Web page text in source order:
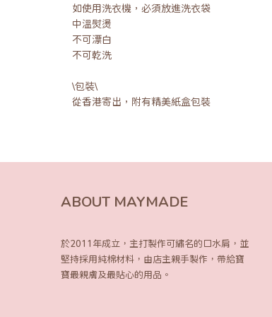
如使用洗衣機，必須放進洗衣袋
中溫熨燙
不可漂白
不可乾洗
\包裝\
從香港寄出，附有精美紙盒包裝
ABOUT MAYMADE
於2011年成立，主打製作可繡名的口水肩， 並
堅持採用純棉材料，由店主親手製作， 帶給寶
寶最親膚及最貼心的用品。